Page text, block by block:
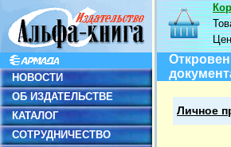
НОВОСТИ
ОБ ИЗДАТЕЛЬСТВЕ
КАТАЛОГ
СОТРУДНИЧЕСТВО
Личное